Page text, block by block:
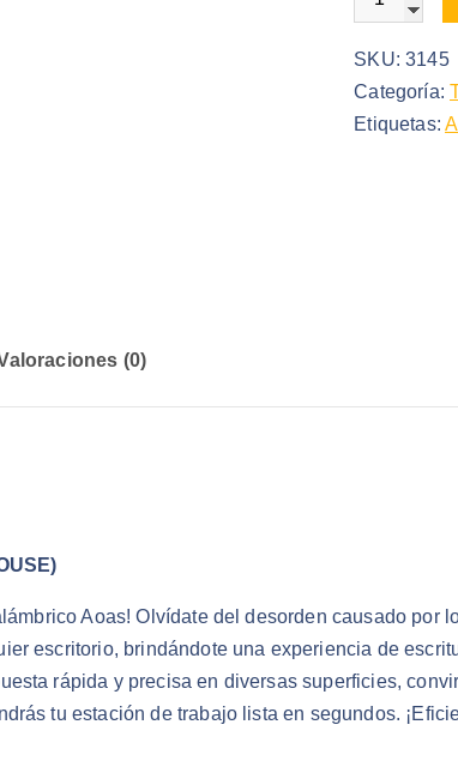
SKU:3145
Categoría:
Etiquetas:
(0)
Aoas! Olvídate del desorden causado por
escritorio, brindándote una experiencia de
rápida y precisa en diversas superficies,
tu estación de trabajo lista en segundos.